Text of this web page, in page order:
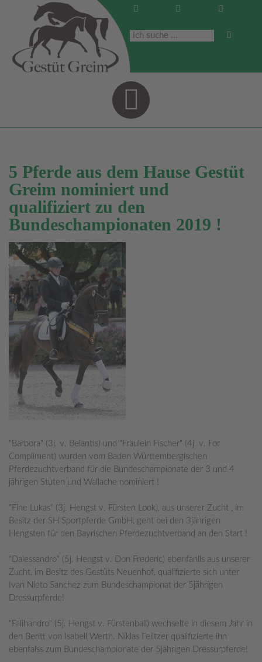
5 Pferde aus dem Hause Gestüt
Greim nominiert und
qualifiziert zu den
Bundeschampionaten 2019 !
"Barbora" (3j. v. Belantis) und "Fräulein Fischer" (4j. v. For
Compliment) wurden vom Baden Württembergischen
Pferdezuchtverband für die Bundeschampionate der 3 und 4
jährigen Stuten und Wallache nominiert !
"Fine Lukas" (3j. Hengst v. Fürsten Look), aus unserer Zucht , im
Besitz der SH Sportpferde GmbH, geht bei den 3jährigen
Hengsten für den Bayrischen Pferdezuchtverband an den Start !
"Dalessandro" (5j. Hengst v. Don Frederic) ebenfanlls aus unserer
Zucht, im Besitz des Gestüts Neuenhof, qualifizierte sich unter
Ivan Nieto Sanchez zum Bundeschampionat der 5jährigen
Dressurpferde!
"Falihandro" (5j. Hengst v. Fürstenball) wechselte in diesem Jahr in
den Beritt von Isabell Werth. Niklas Feiltzer qualifizierte ihn
ebenfalss zum Bundeschampionate der 5jährigen Dressurpferde!